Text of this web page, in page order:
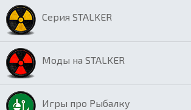
Серия STALKER
Моды на STALKER
Игры про Рыбалку